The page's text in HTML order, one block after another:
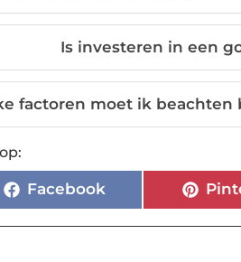
Is investeren in een
factoren moet ik beachten
Facebook